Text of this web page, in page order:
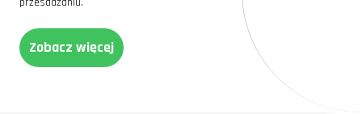
Zobacz więcej